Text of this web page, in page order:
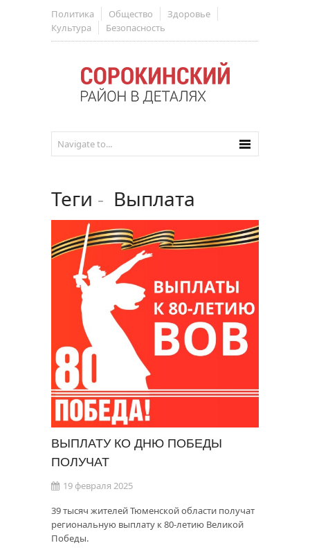
Политика Общество
Здоровье
Культура
Безопасность
Теги - Выплата
ВЫПЛАТУ КО ДНЮ ПОБЕДЫ
ПОЛУЧАТ
19 февраля 2025
39 тысяч жителей Тюменской области получат
региональную выплату к 80-летию Великой
Победы.